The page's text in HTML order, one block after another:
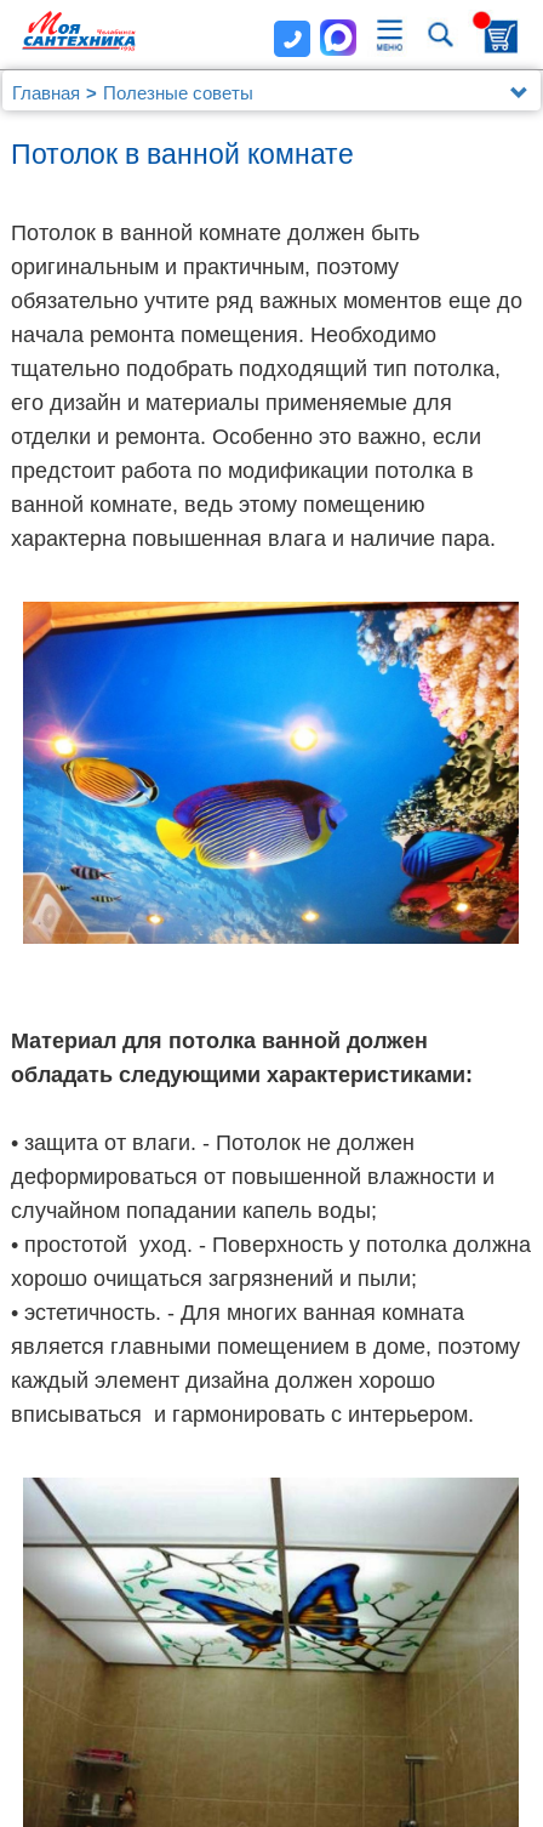
Главная Полезные советы
Потолок в ванной комнате
Потолок в ванной комнате должен быть
оригинальным и практичным, поэтому
обязательно учтите ряд важных моментов еще до
начала ремонта помещения. Необходимо
тщательно подобрать подходящий тип потолка,
его дизайн и материалы применяемые для
отделки и ремонта. Особенно это важно, если
предстоит работа по модификации потолка в
ванной комнате, ведь этому помещению
характерна повышенная влага и наличие пара.
Материал для потолка ванной должен
обладать следующими характеристиками:
• защита от влаги. - Потолок не должен
деформироваться от повышенной влажности и
случайном попадании капель воды;
• простотой уход. - Поверхность у потолка должна
хорошо очищаться загрязнений и пыли;
• эстетичность. - Для многих ванная комната
является главными помещением в доме, поэтому
каждый элемент дизайна должен хорошо
вписываться и гармонировать с интерьером.